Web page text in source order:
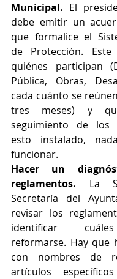
Municipal. El
debe emitir un
que formalice el
de Protección.
quiénes participan
Pública, Obras,
cada cuánto se
tres meses) y
seguimiento de los
esto instalado,
funcionar.
Hacer un
reglamentos. La
Secretaría del
revisar los
identificar
reformarse. Hay que
con nombres de
artículos